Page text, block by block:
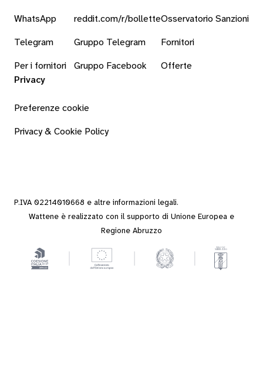
WhatsApp
Telegram
Per i fornitori
reddit.com/r/bollette
Gruppo Telegram
Gruppo Facebook
Osservatorio Sanzioni
Fornitori
Offerte
Privacy
Preferenze cookie
Privacy & Cookie Policy
P.IVA 02214010668 e altre informazioni legali.
Wattene è realizzato con il supporto di Unione Europea e
Regione Abruzzo